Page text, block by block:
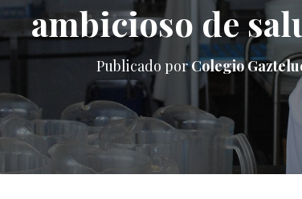
ambicioso de
Publicado porColegio